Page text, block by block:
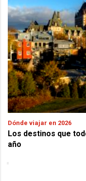
Dónde viajar en 2026
Los destinos que
año